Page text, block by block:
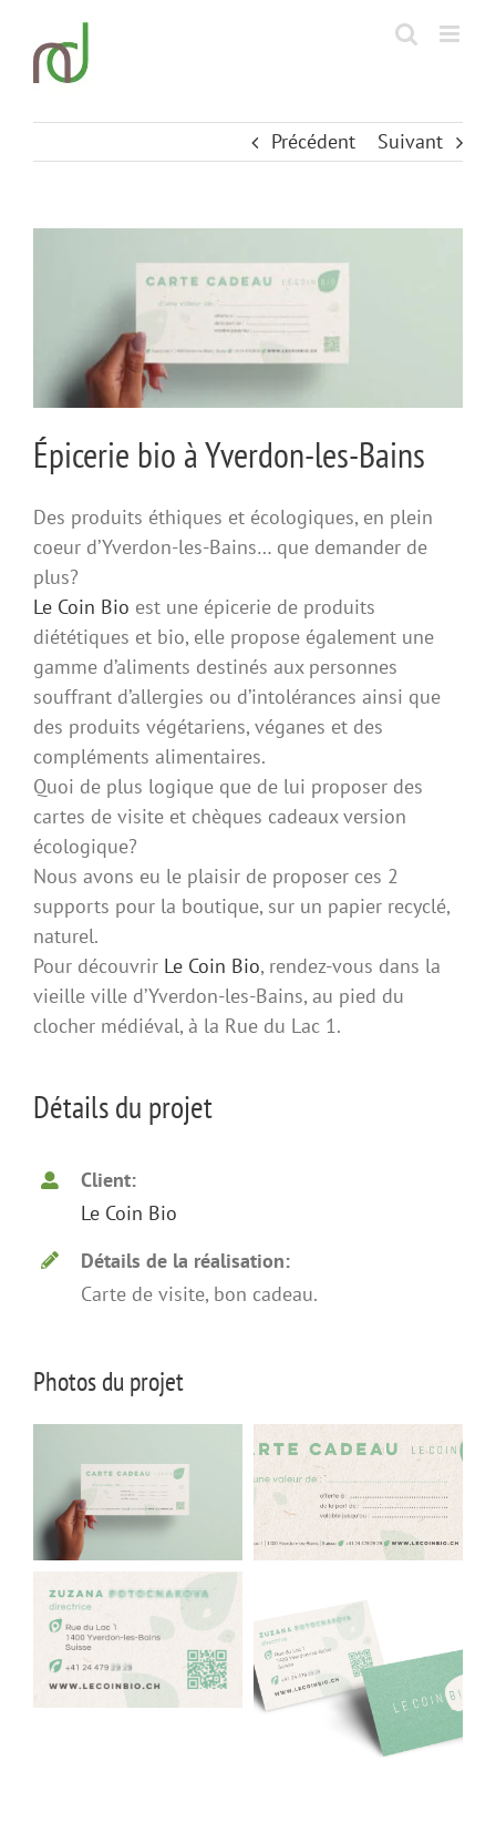
contenu
Précédent Suivant
Épicerie bio à Yverdon-les-Bains
Des produits éthiques et écologiques, en plein
coeur d’Yverdon-les-Bains… que demander de
plus?
Le Coin Bio est une épicerie de produits
diététiques et bio, elle propose également une
gamme d’aliments destinés aux personnes
souffrant d’allergies ou d’intolérances ainsi que
des produits végétariens, véganes et des
compléments alimentaires.
Quoi de plus logique que de lui proposer des
cartes de visite et chèques cadeaux version
écologique?
Nous avons eu le plaisir de proposer ces 2
supports pour la boutique, sur un papier recyclé,
naturel.
Pour découvrir Le Coin Bio, rendez-vous dans la
vieille ville d’Yverdon-les-Bains, au pied du
clocher médiéval, à la Rue du Lac 1.
Détails du projet
Client:
Le Coin Bio
Détails de la réalisation:
Carte de visite, bon cadeau.
Photos du projet